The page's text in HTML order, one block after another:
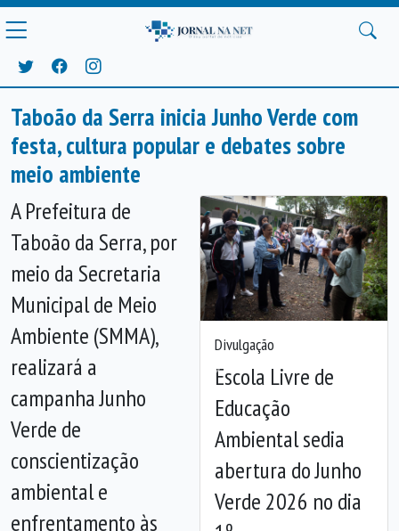
Taboão da Serra inicia Junho Verde com
festa, cultura popular e debates sobre
meio ambiente
Divulgação
Escola Livre de
Educação
Ambiental sedia
abertura do Junho
Verde 2026 no dia
Anterior
A Prefeitura de
Taboão da Serra, por
meio da Secretaria
Municipal de Meio
Ambiente (SMMA),
realizará a
campanha Junho
Verde de
conscientização
ambiental e
enfrentamento às